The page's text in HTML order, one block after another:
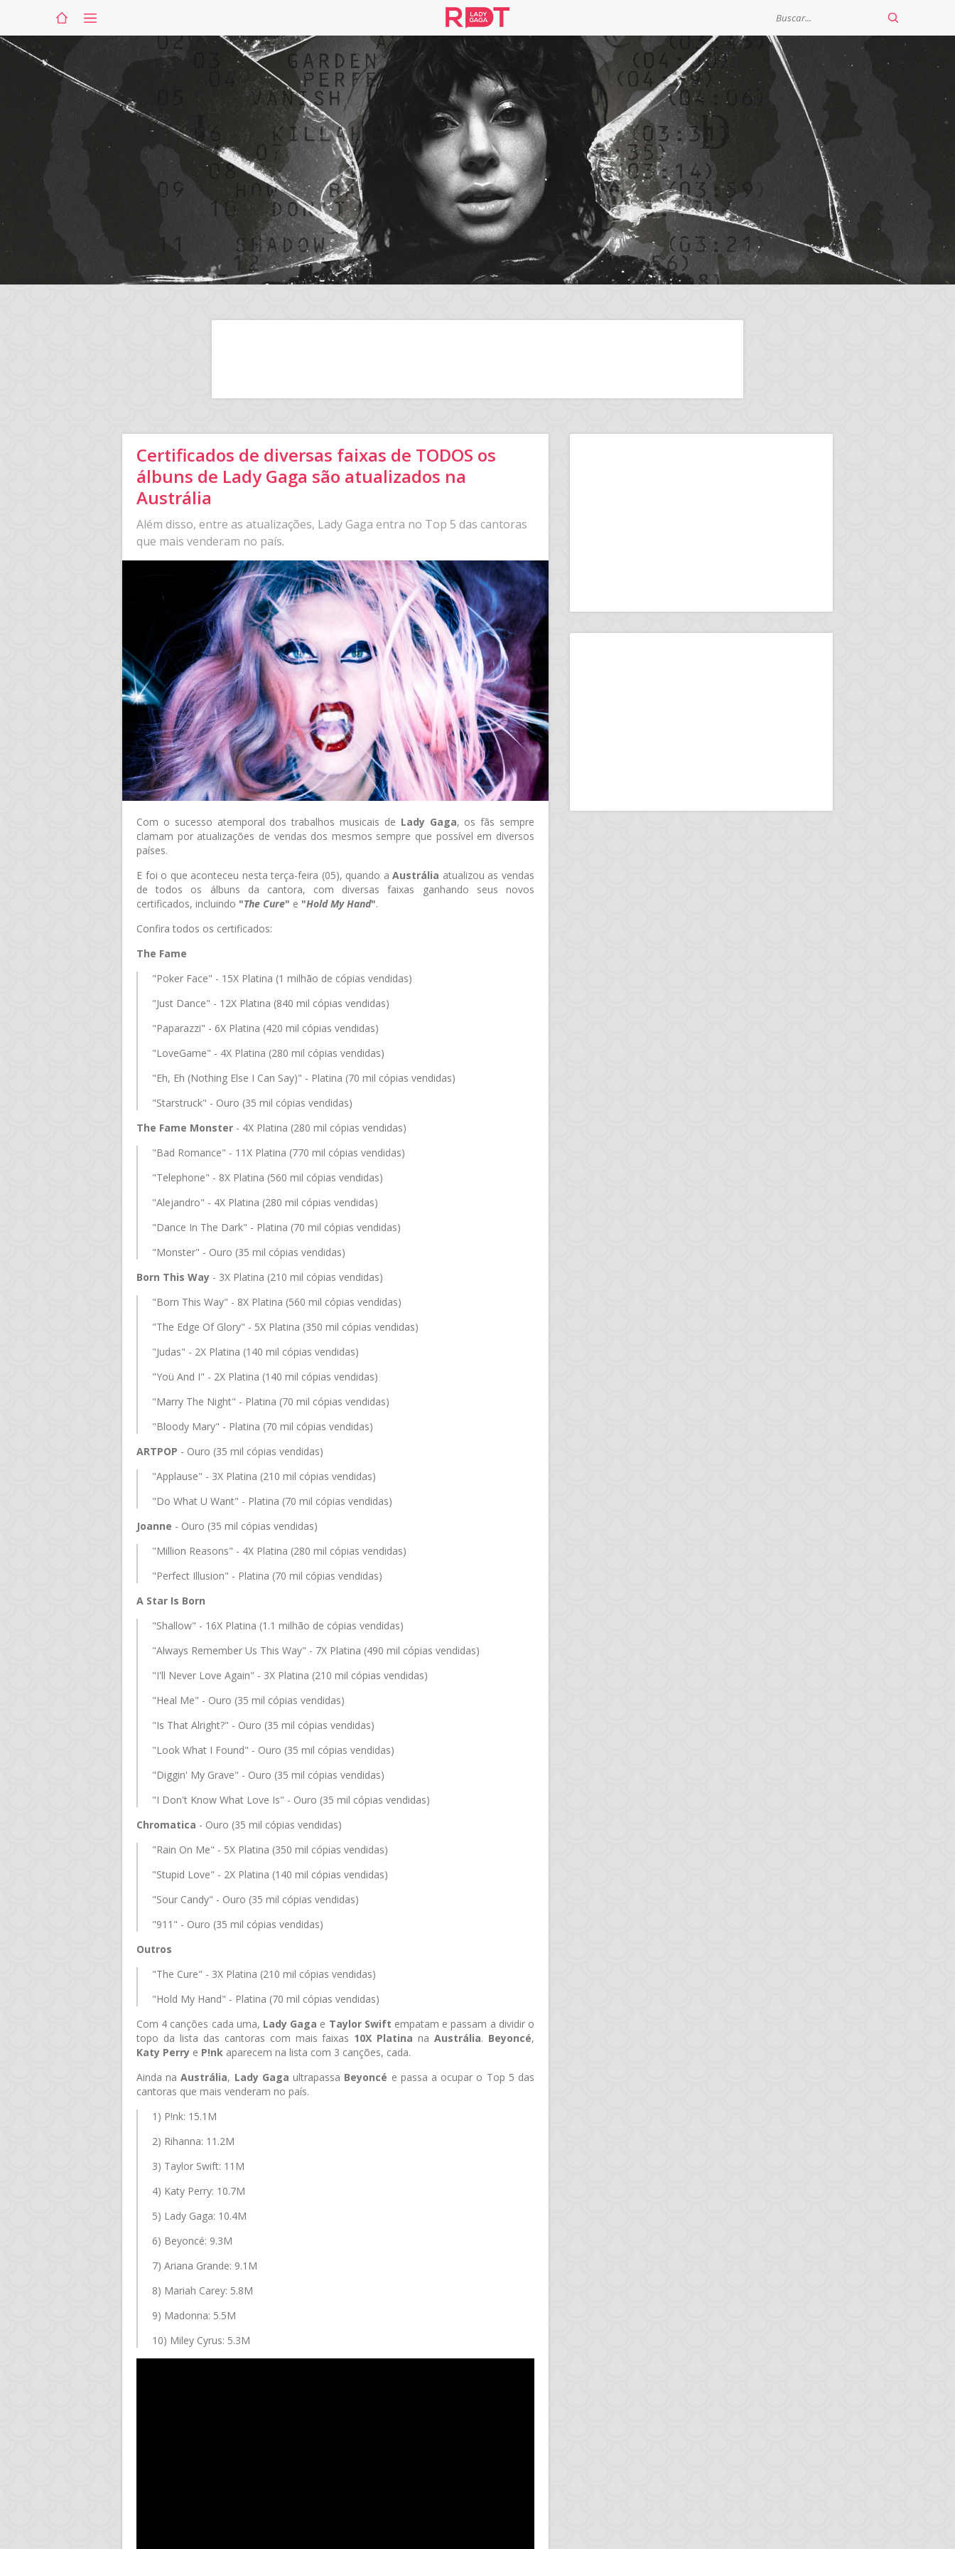
Certificados de diversas faixas de TODOS os
álbuns de Lady Gaga são atualizados na
Austrália
Além disso, entre as atualizações, Lady Gaga entra no Top 5 das cantoras
que mais venderam no país.
Com o sucesso atemporal dos trabalhos musicais de Lady Gaga, os fãs sempre
clamam por atualizações de vendas dos mesmos sempre que possível em diversos
países.
E foi o que aconteceu nesta terça-feira (05), quando aAustrália atualizou as vendas
de todos os álbuns da cantora, com diversas faixas ganhando seus novos
certificados, incluindo "The Cure" e "Hold My Hand".
Confira todos os certificados:
The Fame
"Poker Face" - 15X Platina (1 milhão de cópias vendidas)
"Just Dance" - 12X Platina (840 mil cópias vendidas)
"Paparazzi" - 6X Platina (420 mil cópias vendidas)
"LoveGame" - 4X Platina (280 mil cópias vendidas)
"Eh, Eh (Nothing Else I Can Say)" - Platina (70 mil cópias vendidas)
"Starstruck" - Ouro (35 mil cópias vendidas)
The Fame Monster - 4X Platina (280 mil cópias vendidas)
"Bad Romance" - 11X Platina (770 mil cópias vendidas)
"Telephone" - 8X Platina (560 mil cópias vendidas)
"Alejandro" - 4X Platina (280 mil cópias vendidas)
"Dance In The Dark" - Platina (70 mil cópias vendidas)
"Monster" - Ouro (35 mil cópias vendidas)
Born This Way - 3X Platina (210 mil cópias vendidas)
"Born This Way" - 8X Platina (560 mil cópias vendidas)
"The Edge Of Glory" - 5X Platina (350 mil cópias vendidas)
"Judas" - 2X Platina (140 mil cópias vendidas)
"Yoü And I" - 2X Platina (140 mil cópias vendidas)
"Marry The Night" - Platina (70 mil cópias vendidas)
"Bloody Mary" - Platina (70 mil cópias vendidas)
ARTPOP - Ouro (35 mil cópias vendidas)
"Applause" - 3X Platina (210 mil cópias vendidas)
"Do What U Want" - Platina (70 mil cópias vendidas)
Joanne - Ouro (35 mil cópias vendidas)
"Million Reasons" - 4X Platina (280 mil cópias vendidas)
"Perfect Illusion" - Platina (70 mil cópias vendidas)
A Star Is Born
"Shallow" - 16X Platina (1.1 milhão de cópias vendidas)
"Always Remember Us This Way" - 7X Platina (490 mil cópias vendidas)
"I'll Never Love Again" - 3X Platina (210 mil cópias vendidas)
"Heal Me" - Ouro (35 mil cópias vendidas)
"Is That Alright?" - Ouro (35 mil cópias vendidas)
"Look What I Found" - Ouro (35 mil cópias vendidas)
"Diggin' My Grave" - Ouro (35 mil cópias vendidas)
"I Don't Know What Love Is" - Ouro (35 mil cópias vendidas)
Chromatica - Ouro (35 mil cópias vendidas)
"Rain On Me" - 5X Platina (350 mil cópias vendidas)
"Stupid Love" - 2X Platina (140 mil cópias vendidas)
"Sour Candy" - Ouro (35 mil cópias vendidas)
"911" - Ouro (35 mil cópias vendidas)
Outros
"The Cure" - 3X Platina (210 mil cópias vendidas)
"Hold My Hand" - Platina (70 mil cópias vendidas)
Com 4 canções cada uma, Lady Gaga e Taylor Swift empatam e passam a dividir o
topo da lista das cantoras com mais faixas 10X Platina naAustrália. Beyoncé,
Katy Perry e P!nk aparecem na lista com 3 canções, cada.
Ainda naAustrália, Lady Gaga ultrapassa Beyoncé e passa a ocupar o Top 5 das
cantoras que mais venderam no país.
1) P!nk: 15.1M
2) Rihanna: 11.2M
3) Taylor Swift: 11M
4) Katy Perry: 10.7M
5) Lady Gaga: 10.4M
6) Beyoncé: 9.3M
7) Ariana Grande: 9.1M
8) Mariah Carey: 5.8M
9) Madonna: 5.5M
10) Miley Cyrus: 5.3M